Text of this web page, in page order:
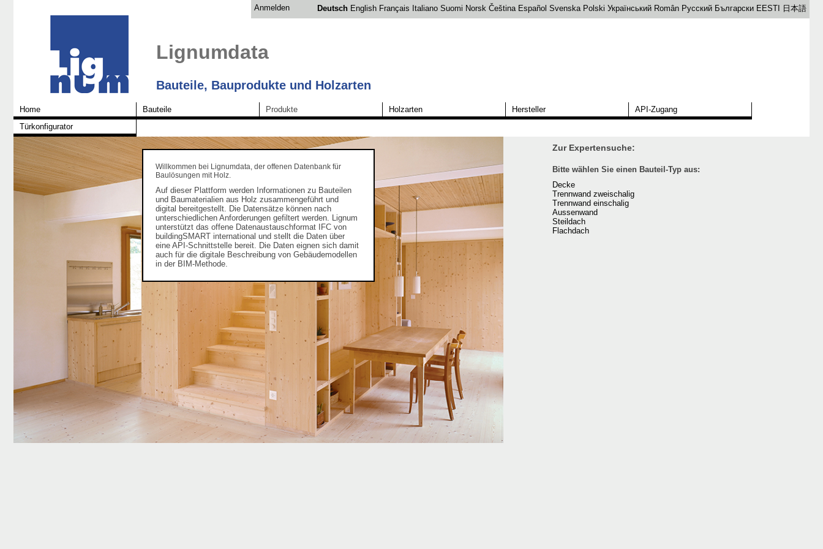
Deutsch English Français Italiano Suomi Norsk Čeština Español Svenska Polski Український Român Русский Български EESTI 日本語
Anmelden
Lignumdata
Bauteile, Bauprodukte und Holzarten
Home Bauteile Produkte Holzarten Hersteller
API-Zugang
Türkonfigurator
Willkommen bei Lignumdata, der offenen Datenbank für
Baulösungen mit Holz.
Auf dieser Plattform werden Informationen zu Bauteilen
und Baumaterialien aus Holz zusammengeführt und
digital bereitgestellt. Die Datensätze können nach
unterschiedlichen Anforderungen gefiltert werden. Lignum
unterstützt das offene Datenaustauschformat IFC von
buildingSMART international und stellt die Daten über
eine API-Schnittstelle bereit. Die Daten eignen sich damit
auch für die digitale Beschreibung von Gebäudemodellen
in der BIM-Methode.
Zur Expertensuche:
Bitte wählen Sie einen Bauteil-Typ aus:
Decke
Trennwand zweischalig
Trennwand einschalig
Aussenwand
Steildach
Flachdach